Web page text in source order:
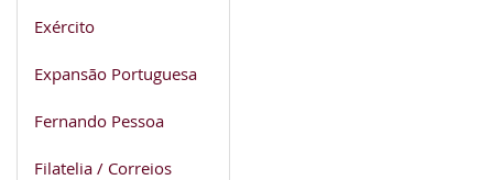
Exército
Expansão Portuguesa
Fernando Pessoa
Filatelia / Correios